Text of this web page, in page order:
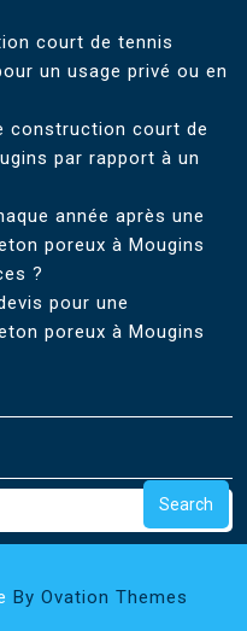
court de tennis
un usage privé ou en
construction court de
par rapport à un
année après une
poreux à Mougins
?
pour une
poreux à Mougins
Search
By Ovation Themes